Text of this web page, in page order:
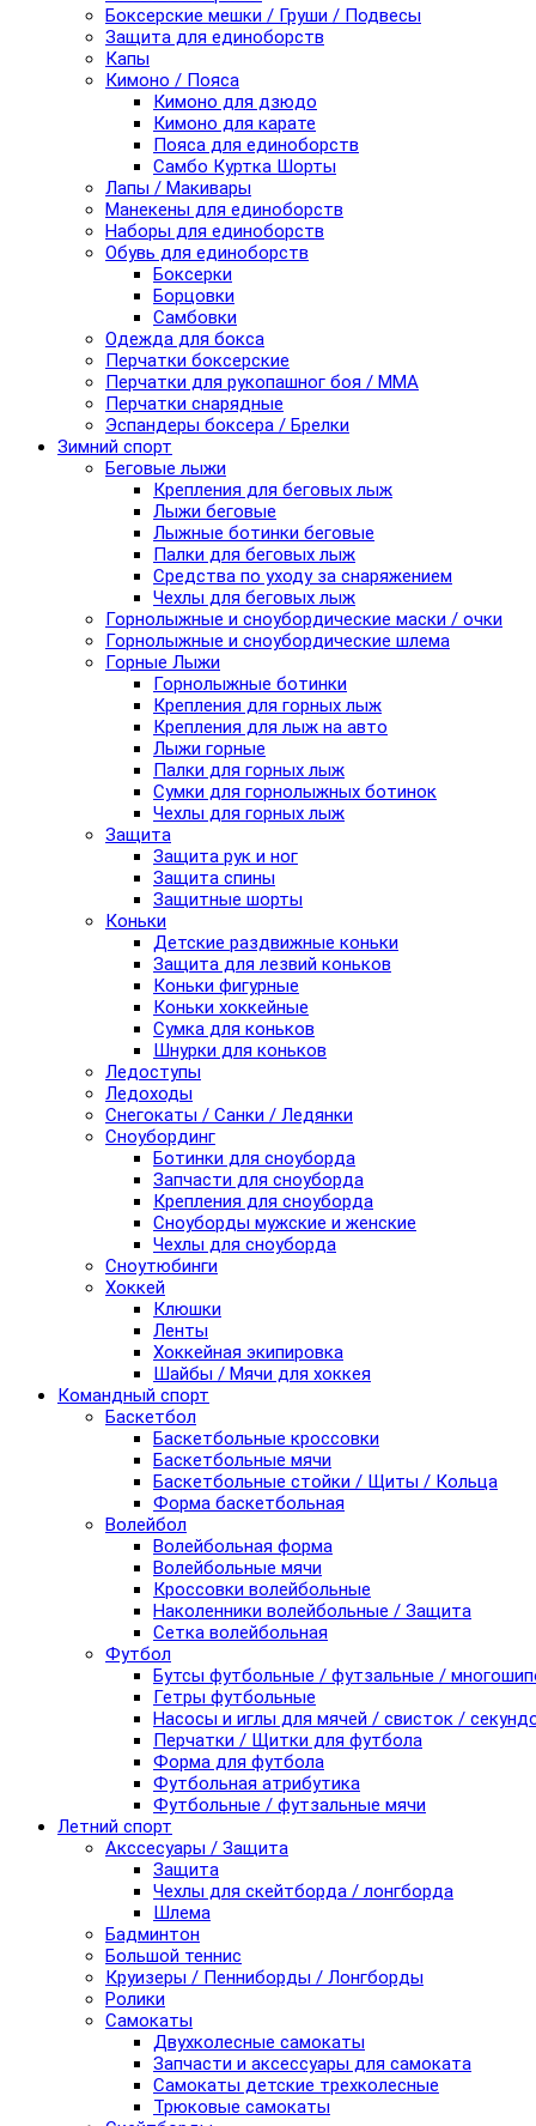
Боксерские мешки / Груши / Подвесы
Защита для единоборств
Капы
Кимоно / Пояса
Кимоно для дзюдо
Кимоно для карате
Пояса для единоборств
Самбо Куртка Шорты
Лапы / Макивары
Манекены для единоборств
Наборы для единоборств
Обувь для единоборств
Боксерки
Борцовки
Самбовки
Одежда для бокса
Перчатки боксерские
Перчатки для рукопашног боя / ММА
Перчатки снарядные
Эспандеры боксера / Брелки
Зимний спорт
Беговые лыжи
Крепления для беговых лыж
Лыжи беговые
Лыжные ботинки беговые
Палки для беговых лыж
Средства по уходу за снаряжением
Чехлы для беговых лыж
Горнолыжные и сноубордические маски / очки
Горнолыжные и сноубордические шлема
Горные Лыжи
Горнолыжные ботинки
Крепления для горных лыж
Крепления для лыж на авто
Лыжи горные
Палки для горных лыж
Сумки для горнолыжных ботинок
Чехлы для горных лыж
Защита
Защита рук и ног
Защита спины
Защитные шорты
Коньки
Детские раздвижные коньки
Защита для лезвий коньков
Коньки фигурные
Коньки хоккейные
Сумка для коньков
Шнурки для коньков
Ледоступы
Ледоходы
Снегокаты / Санки / Ледянки
Сноубординг
Ботинки для сноуборда
Запчасти для сноуборда
Крепления для сноуборда
Сноуборды мужские и женские
Чехлы для сноуборда
Сноутюбинги
Хоккей
Клюшки
Ленты
Хоккейная экипировка
Шайбы / Мячи для хоккея
Командный спорт
Баскетбол
Баскетбольные кроссовки
Баскетбольные мячи
Баскетбольные стойки / Щиты / Кольца
Форма баскетбольная
Волейбол
Волейбольная форма
Волейбольные мячи
Кроссовки волейбольные
Наколенники волейбольные / Защита
Сетка волейбольная
Футбол
Бутсы футбольные / футзальные /
Гетры футбольные
Насосы и иглы для мячей / свисток /
Перчатки / Щитки для футбола
Форма для футбола
Футбольная атрибутика
Футбольные / футзальные мячи
Летний спорт
Акссесуары / Защита
Защита
Чехлы для скейтборда / лонгборда
Шлема
Бадминтон
Большой теннис
Круизеры / Пенниборды / Лонгборды
Ролики
Самокаты
Двухколесные самокаты
Запчасти и аксессуары для самоката
Самокаты детские трехколесные
Трюковые самокаты